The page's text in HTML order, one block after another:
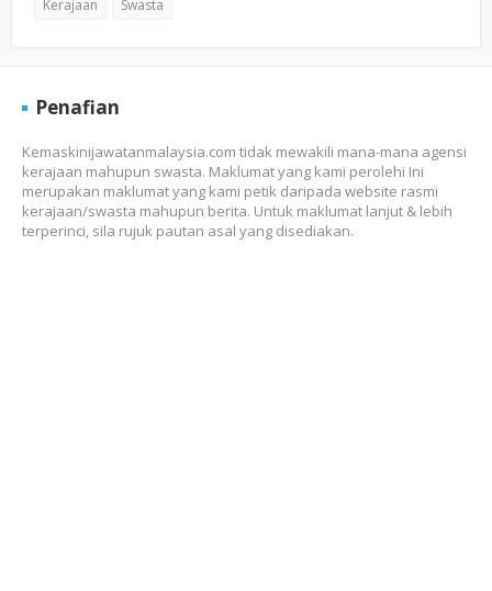
Kerajaan
Swasta
Penafian
Kemaskinijawatanmalaysia.com tidak mewakili mana-mana agensi
kerajaan mahupun swasta. Maklumat yang kami perolehi Ini
merupakan maklumat yang kami petik daripada website rasmi
kerajaan/swasta mahupun berita. Untuk maklumat lanjut & lebih
terperinci, sila rujuk pautan asal yang disediakan.